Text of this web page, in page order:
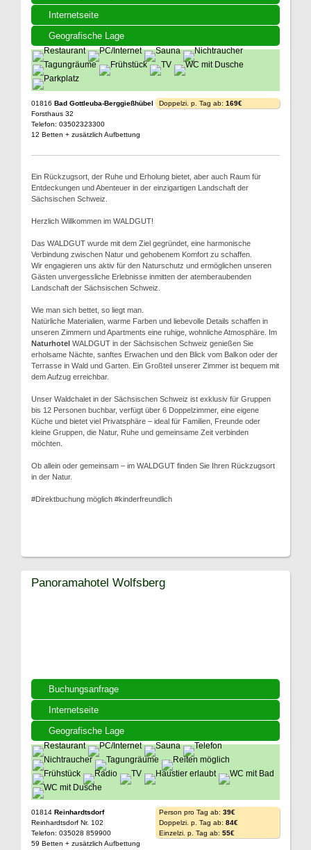
Internetseite
Geografische Lage
01816 Bad Gottleuba-Berggießhübel
Forsthaus 32
Telefon: 03502323300
12 Betten + zusätzlich Aufbettung
Doppelzi. p. Tag ab: 169€
Ein Rückzugsort, der Ruhe und Erholung bietet, aber auch Raum für
Entdeckungen und Abenteuer in der einzigartigen Landschaft der
Sächsischen Schweiz.
Herzlich Willkommen im WALDGUT!
Das WALDGUT wurde mit dem Ziel gegründet, eine harmonische
Verbindung zwischen Natur und gehobenem Komfort zu schaffen.
Wir engagieren uns aktiv für den Naturschutz und ermöglichen unseren
Gästen unvergessliche Erlebnisse inmitten der atemberaubenden
Landschaft der Sächsischen Schweiz.
Wie man sich bettet, so liegt man.
Natürliche Materialien, warme Farben und liebevolle Details schaffen in
unseren Zimmern und Apartments eine ruhige, wohnliche Atmosphäre. Im
Naturhotel WALDGUT in der Sächsischen Schweiz genießen Sie
erholsame Nächte, sanftes Erwachen und den Blick vom Balkon oder der
Terrasse in Wald und Garten. Ein Großteil unserer Zimmer ist bequem mit
dem Aufzug erreichbar.
Unser Waldchalet in der Sächsischen Schweiz ist exklusiv für Gruppen
bis 12 Personen buchbar, verfügt über 6 Doppelzimmer, eine eigene
Küche und bietet viel Privatsphäre – ideal für Familien, Freunde oder
kleine Gruppen, die Natur, Ruhe und gemeinsame Zeit verbinden
möchten.
Ob allein oder gemeinsam – im WALDGUT finden Sie Ihren Rückzugsort
in der Natur.
#Direktbuchung möglich #kinderfreundlich
Buchungsanfrage
Internetseite
Geografische Lage
Panoramahotel Wolfsberg
01814 Reinhardtsdorf
Reinhardtsdorf Nr. 102
Telefon: 035028 859900
59 Betten + zusätzlich Aufbettung
Person pro Tag ab: 39€
Doppelzi. p. Tag ab: 84€
Einzelzi. p. Tag ab: 55€